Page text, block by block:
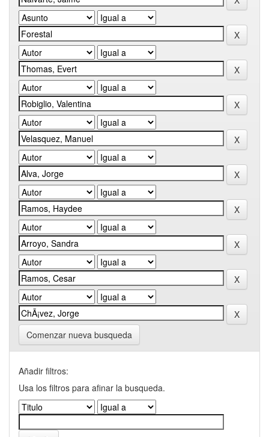
Comenzar nueva busqueda
Añadir filtros:
Usa los filtros para afinar la busqueda.